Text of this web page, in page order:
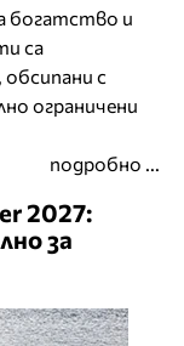
богатство и
са
с
ограничени
подробно ...
2027:
за